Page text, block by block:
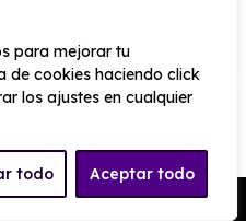
para mejorar tu
de cookies haciendo click
los ajustes en cualquier
todo Aceptar todo
115KW